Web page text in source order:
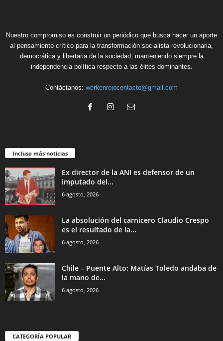
Nuestro compromiso es construir un periódico que busca hacer un aporte
al pensamiento crítico para la transformación socialista revolucionaria,
democrática y libertaria de la sociedad, manteniendo siempre la
independencia política respecto a las élites dominantes.
Contáctanos: werkenrojocontacto@gmail.com
Incluso más noticias
Ex director de la ANI es defensor de un
imputado del...
6 agosto, 2026
La absolución del carnicero Claudio Crespo
es el resultado de la...
6 agosto, 2026
Chile – Puente Alto: Matías Toledo andaba de
la mano de...
6 agosto, 2026
CATEGORÍA POPULAR